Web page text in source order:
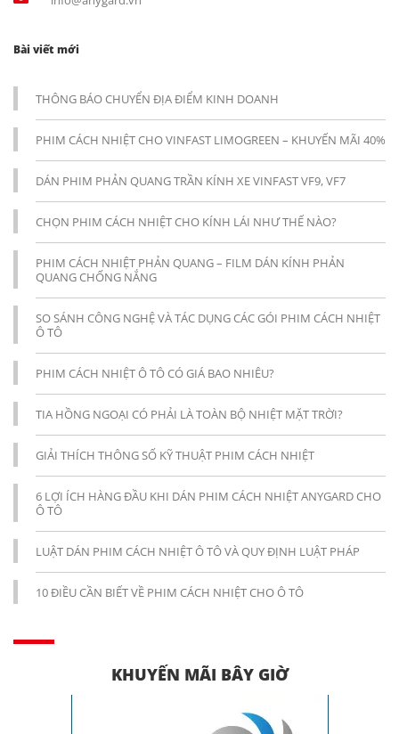
Bài viết mới
THÔNG BÁO CHUYỂN ĐỊA ĐIỂM KINH DOANH
PHIM CÁCH NHIỆT CHO VINFAST LIMOGREEN – KHUYẾN MÃI 40%
DÁN PHIM PHẢN QUANG TRẦN KÍNH XE VINFAST VF9, VF7
CHỌN PHIM CÁCH NHIỆT CHO KÍNH LÁI NHƯ THẾ NÀO?
PHIM CÁCH NHIỆT PHẢN QUANG – FILM DÁN KÍNH PHẢN
QUANG CHỐNG NẮNG
SO SÁNH CÔNG NGHỆ VÀ TÁC DỤNG CÁC GÓI PHIM CÁCH NHIỆT
Ô TÔ
PHIM CÁCH NHIỆT Ô TÔ CÓ GIÁ BAO NHIÊU?
TIA HỒNG NGOẠI CÓ PHẢI LÀ TOÀN BỘ NHIỆT MẶT TRỜI?
GIẢI THÍCH THÔNG SỐ KỸ THUẬT PHIM CÁCH NHIỆT
6 LỢI ÍCH HÀNG ĐẦU KHI DÁN PHIM CÁCH NHIỆT ANYGARD CHO
Ô TÔ
LUẬT DÁN PHIM CÁCH NHIỆT Ô TÔ VÀ QUY ĐỊNH LUẬT PHÁP
10 ĐIỀU CẦN BIẾT VỀ PHIM CÁCH NHIỆT CHO Ô TÔ
KHUYẾN MÃI BÂY GIỜ